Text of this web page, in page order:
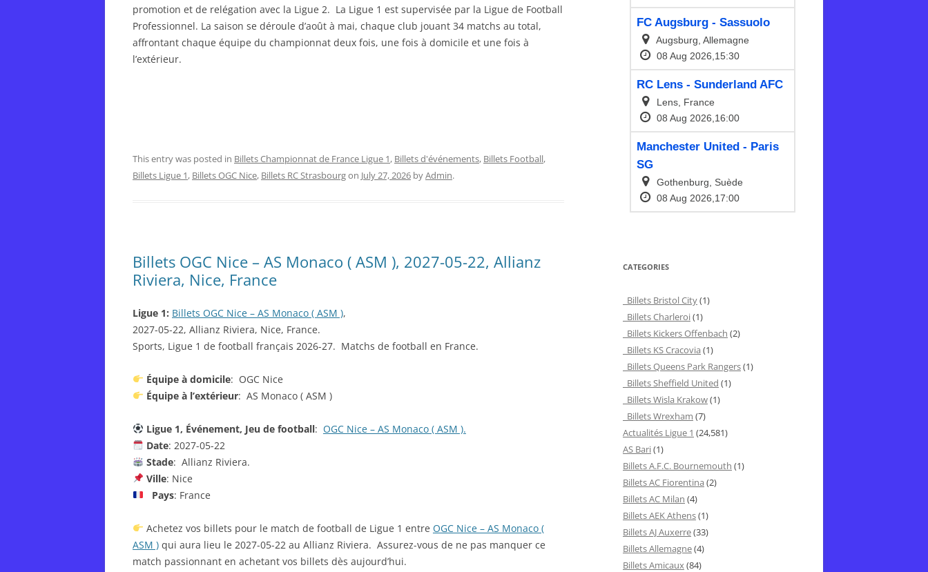
promotion et de relégation avec la Ligue 2. La Ligue 1 est supervisée par la Ligue de Football
Professionnel. La saison se déroule d’août à mai, chaque club jouant 34 matchs au total,
affrontant chaque équipe du championnat deux fois, une fois à domicile et une fois à
l’extérieur.
This entry was posted in Billets Championnat de France Ligue 1, Billets d'événements, Billets Football,
Billets Ligue 1, Billets OGC Nice, Billets RC Strasbourgon July 27, 2026 byAdmin.
Billets OGC Nice – AS Monaco ( ASM ), 2027-05-22, Allianz
Riviera, Nice, France
Ligue 1: Billets OGC Nice – AS Monaco ( ASM ),
2027-05-22, Allianz Riviera, Nice, France.
Sports, Ligue 1 de football français 2026-27. Matchs de football en France.
Équipe à domicile: OGC Nice
Équipe à l’extérieur: AS Monaco ( ASM )
Ligue 1, Événement, Jeu de football: OGC Nice – AS Monaco ( ASM ).
Date: 2027-05-22
Stade: Allianz Riviera.
Ville: Nice
Pays: France
Achetez vos billets pour le match de football de Ligue 1 entre OGC Nice – AS Monaco (
ASM ) qui aura lieu le 2027-05-22 au Allianz Riviera. Assurez-vous de ne pas manquer ce
match passionnant en achetant vos billets dès aujourd’hui.
CATEGORIES
Billets Bristol City(1)
Billets Charleroi(1)
Billets Kickers Offenbach (2)
Billets KS Cracovia (1)
Billets Queens Park Rangers(1)
Billets Sheffield United (1)
Billets Wisla Krakow(1)
Billets Wrexham (7)
Actualités Ligue 1 (24,581)
AS Bari(1)
Billets A.F.C. Bournemouth (1)
Billets AC Fiorentina (2)
Billets AC Milan (4)
Billets AEK Athens(1)
Billets AJ Auxerre(33)
Billets Allemagne(4)
Billets Amicaux(84)